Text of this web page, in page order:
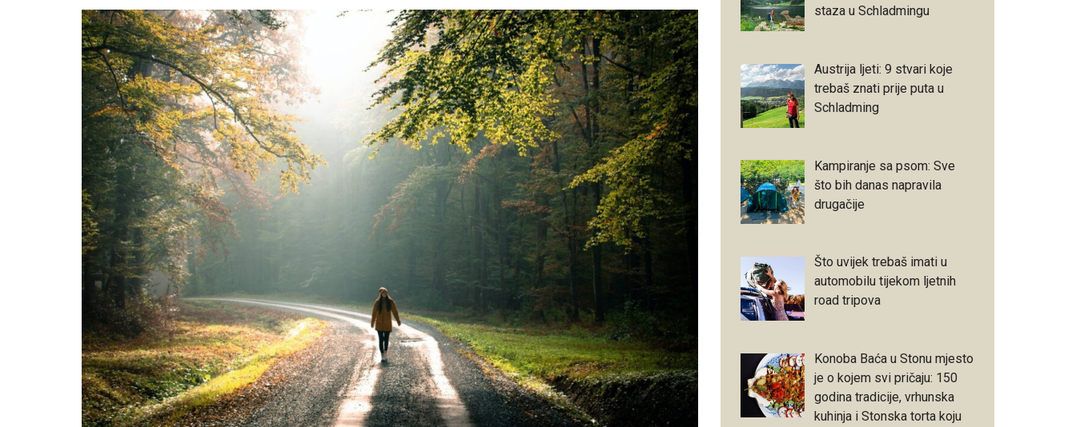
staza u Schladmingu
Austrija ljeti: 9 stvari koje
trebaš znati prije puta u
Schladming
Kampiranje sa psom: Sve
što bih danas napravila
drugačije
Što uvijek trebaš imati u
automobilu tijekom ljetnih
road tripova
Konoba Baća u Stonu mjesto
je o kojem svi pričaju: 150
godina tradicije, vrhunska
kuhinja i Stonska torta koju